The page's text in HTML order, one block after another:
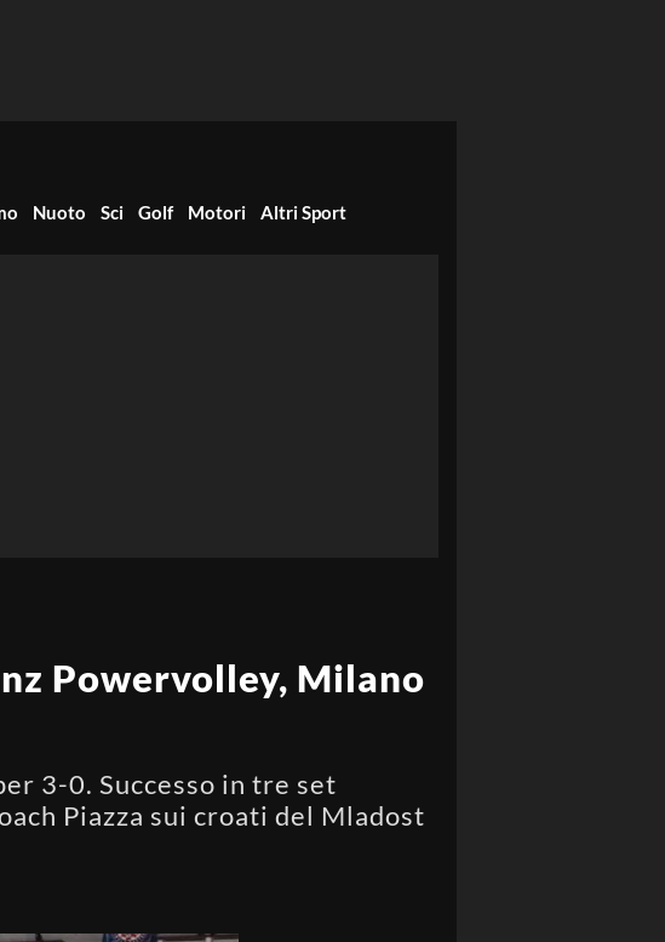
Nuoto Sci Golf Motori Altri Sport
Powervolley, Milano
3-0. Successo in tre set
Piazza sui croati del Mladost